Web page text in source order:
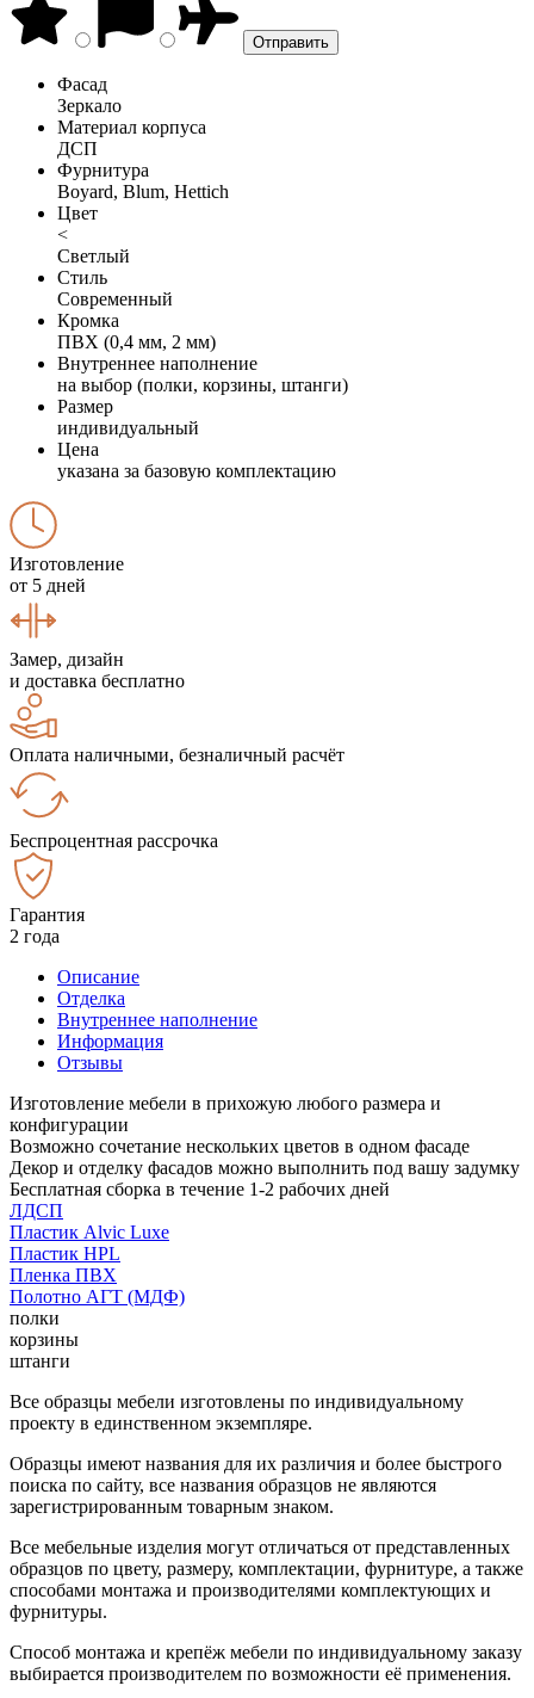
Фасад
Зеркало
Материал корпуса
ДСП
Фурнитура
Boyard, Blum, Hettich
Цвет
<
Светлый
Стиль
Современный
Кромка
ПВХ (0,4 мм, 2 мм)
Внутреннее наполнение
на выбор (полки, корзины, штанги)
Размер
индивидуальный
Цена
указана за базовую комплектацию
Изготовление
от 5 дней
Замер, дизайн
и доставка бесплатно
Оплата наличными, безналичный расчёт
Беспроцентная рассрочка
Гарантия
2 года
Описание
Отделка
Внутреннее наполнение
Информация
Отзывы
Изготовление мебели в прихожую любого размера и
конфигурации
Возможно сочетание нескольких цветов в одном фасаде
Декор и отделку фасадов можно выполнить под вашу задумку
Бесплатная сборка в течение 1-2 рабочих дней
ЛДСП
Пластик Alvic Luxe
Пластик HPL
Пленка ПВХ
Полотно АГТ (МДФ)
полки
корзины
штанги
Все образцы мебели изготовлены по индивидуальному
проекту в единственном экземпляре.
Образцы имеют названия для их различия и более быстрого
поиска по сайту, все названия образцов не являются
зарегистрированным товарным знаком.
Все мебельные изделия могут отличаться от представленных
образцов по цвету, размеру, комплектации, фурнитуре, а также
способами монтажа и производителями комплектующих и
фурнитуры.
Способ монтажа и крепёж мебели по индивидуальному заказу
выбирается производителем по возможности её применения.